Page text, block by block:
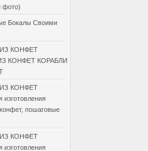
фото)
Бокалы Cвоими
КОНФЕТ
КОНФЕТ КОРАБЛИ
КОНФЕТ
изготовления
пошаговые
КОНФЕТ
изготовления